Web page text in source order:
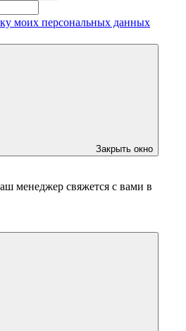
моих персональных данных
Закрыть окно
менеджер свяжется с вами в